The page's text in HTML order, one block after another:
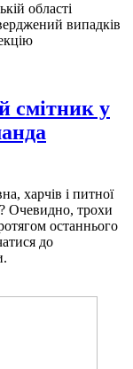
області
випадків
смітник у
харчів і питної
Очевидно, трохи
останнього
до